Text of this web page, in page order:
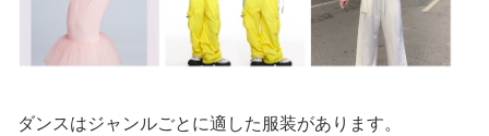
ダンスはジャンルごとに適した服装があります。